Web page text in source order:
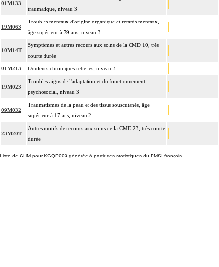
01M133
traumatique, niveau 3
19M063
Troubles mentaux d'origine organique et retards mentaux,
âge supérieur à 79 ans, niveau 3
10M14T
Symptômes et autres recours aux soins de la CMD 10, très
courte durée
01M213 Douleurs chroniques rebelles, niveau 3
19M023
Troubles aigus de l'adaptation et du fonctionnement
psychosocial, niveau 3
09M032
Traumatismes de la peau et des tissus souscutanés, âge
supérieur à 17 ans, niveau 2
23M20T
Autres motifs de recours aux soins de la CMD 23, très courte
durée
Liste de GHM pour KGQP003 générée à partir des statistiques du PMSI français